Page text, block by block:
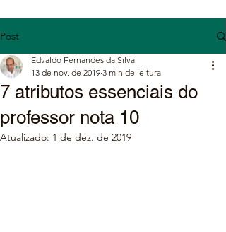
Post
7 atributos essenciais do
professor nota 10
Edvaldo Fernandes da Silva
13 de nov. de 2019 3 min de leitura
Atualizado: 1 de dez. de 2019